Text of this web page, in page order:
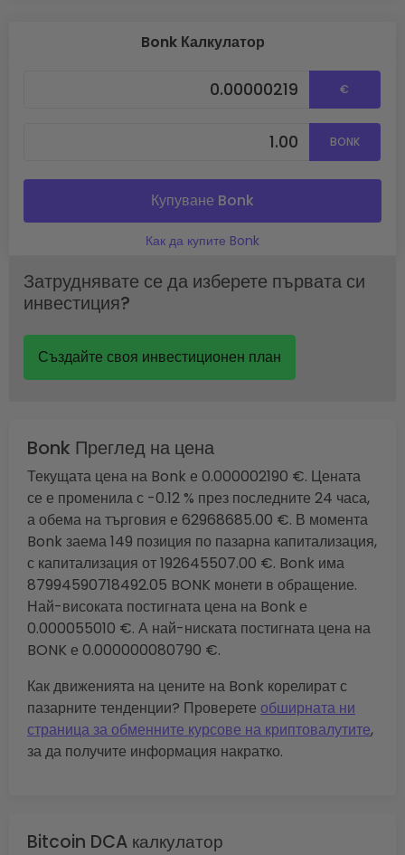
Bonk Калкулатор
€
BONK
Купуване Bonk
Как да купите Bonk
Затруднявате се да изберете първата си
инвестиция?
Създайте своя инвестиционен план
Bonk Преглед на цена
Текущата цена на Bonk е 0.000002190 €. Цената
се е променила с -0.12 % през последните 24 часа,
а обема на търговия е 62968685.00 €. В момента
Bonk заема 149 позиция по пазарна капитализация,
с капитализация от 192645507.00 €. Bonk има
87994590718492.05 BONK монети в обращение.
Най-високата постигната цена на Bonk е
0.000055010 €. А най-ниската постигната цена на
BONK е 0.000000080790 €.
Как движенията на цените на Bonk корелират с
пазарните тенденции? Проверете обширната ни
страница за обменните курсове на криптовалутите,
за да получите информация накратко.
Bitcoin DCA калкулатор